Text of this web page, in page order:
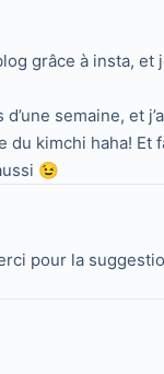
grâce à insta, et
semaine, et
du kimchi haha!
😉
pour la